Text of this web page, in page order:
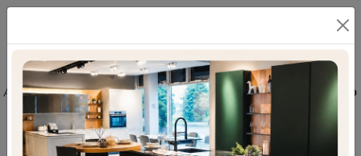
Armadi a muro moderni: scopri questo modello
di Armadio Atelier Crystal e Ruler di Adok e
completa la zona notte